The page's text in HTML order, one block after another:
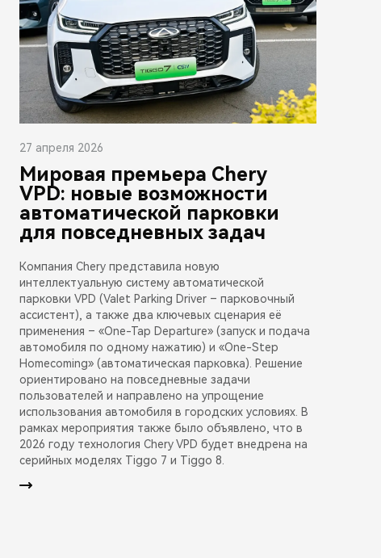
27 апреля 2026
Мировая премьера Chery
VPD: новые возможности
автоматической парковки
для повседневных задач
Компания Chery представила новую
интеллектуальную систему автоматической
парковки VPD (Valet Parking Driver – парковочный
ассистент), а также два ключевых сценария её
применения – «One-Tap Departure» (запуск и подача
автомобиля по одному нажатию) и «One-Step
Homecoming» (автоматическая парковка). Решение
ориентировано на повседневные задачи
пользователей и направлено на упрощение
использования автомобиля в городских условиях. В
рамках мероприятия также было объявлено, что в
2026 году технология Chery VPD будет внедрена на
серийных моделях Tiggo 7 и Tiggo 8.